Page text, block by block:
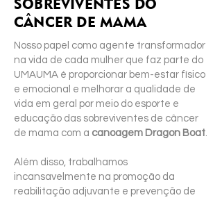
SOBREVIVENTES DO
CÂNCER DE MAMA
Nosso papel como agente transformador
na vida de cada mulher que faz parte do
UMAUMA é proporcionar bem-estar físico
e emocional e melhorar a qualidade de
vida em geral por meio do esporte e
educação das sobreviventes de câncer
de mama com a canoagem Dragon Boat.
Além disso, trabalhamos
incansavelmente na promoção da
reabilitação adjuvante e prevenção de